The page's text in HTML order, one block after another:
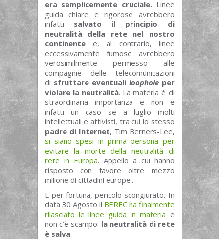
era semplicemente cruciale. Linee
guida chiare e rigorose avrebbero
infatti salvato il principio di
neutralità della rete nel nostro
continentee, al contrario, linee
eccessivamente fumose avrebbero
verosimilmente permesso alle
compagnie delle telecomunicazioni
di sfruttare eventuali loopholeper
violare la neutralità. La materia è di
straordinaria importanza e non è
infatti un caso se a luglio molti
intellettuali e attivisti, tra cui lo stesso
padre di Internet, Tim Berners-Lee,
si siano spesi in prima persona per
evitare la morte della neutralità di
rete in Europa. Appello a cui hanno
risposto con favore oltre mezzo
milione di cittadini europei.
E per fortuna, pericolo scongiurato. In
data 30 Agosto il BEREC ha finalmente
rilasciato le linee guida in materia e
non c’è scampo: la neutralità di rete
è salva.